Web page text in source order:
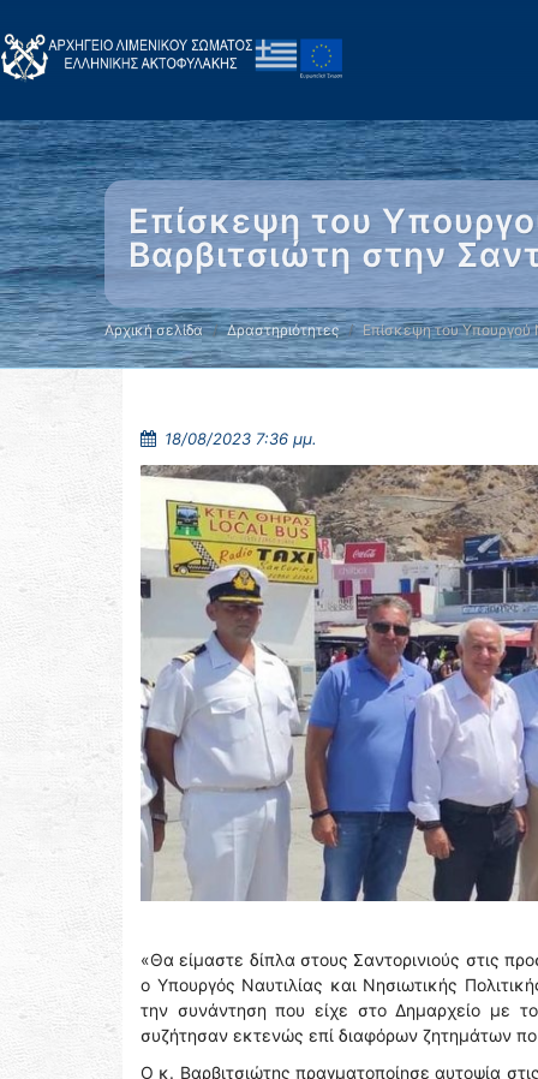
Επίσκεψη του
Βαρβιτσιώτη στην
Αρχική σελίδα Δραστηριότητες Επίσκεψη του Υπουργού
18/08/2023 7:36 μμ.
«Θα είμαστε δίπλα στους Σαντορινιούς στις
ο Υπουργός Ναυτιλίας και Νησιωτικής
την συνάντηση που είχε στο Δημαρχείο με
συζήτησαν εκτενώς επί διαφόρων ζητημάτων
Ο κ. Βαρβιτσιώτης πραγματοποίησε αυτοψία